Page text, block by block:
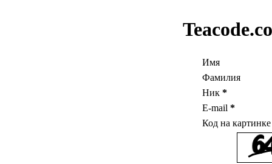
Имя
Фамилия
Ник *
E-mail *
Код на